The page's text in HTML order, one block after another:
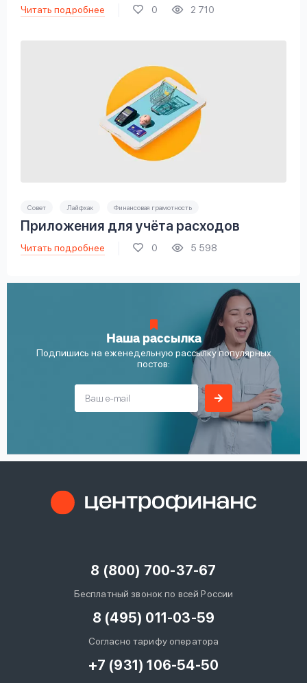
Читать подробнее 0 2 710
Совет Лайфхак Финансовая грамотность
Приложения для учёта расходов
Читать подробнее 0 5 598
Наша рассылка
Подпишись на еженедельную рассылку популярных
постов:
8 (800) 700-37-67
Бесплатный звонок по всей России
8 (495) 011-03-59
Согласно тарифу оператора
+7 (931) 106-54-50